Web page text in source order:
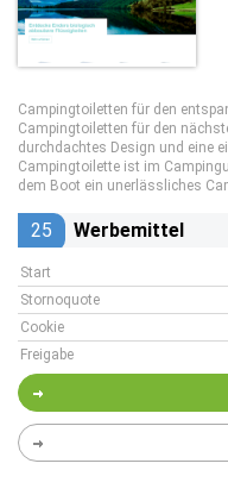
Campingtoiletten für den
Campingtoiletten für den
durchdachtes Design und eine
Campingtoilette ist im
dem Boot ein unerlässliches
25 Werbemittel
Start
Stornoquote
Cookie
Freigabe